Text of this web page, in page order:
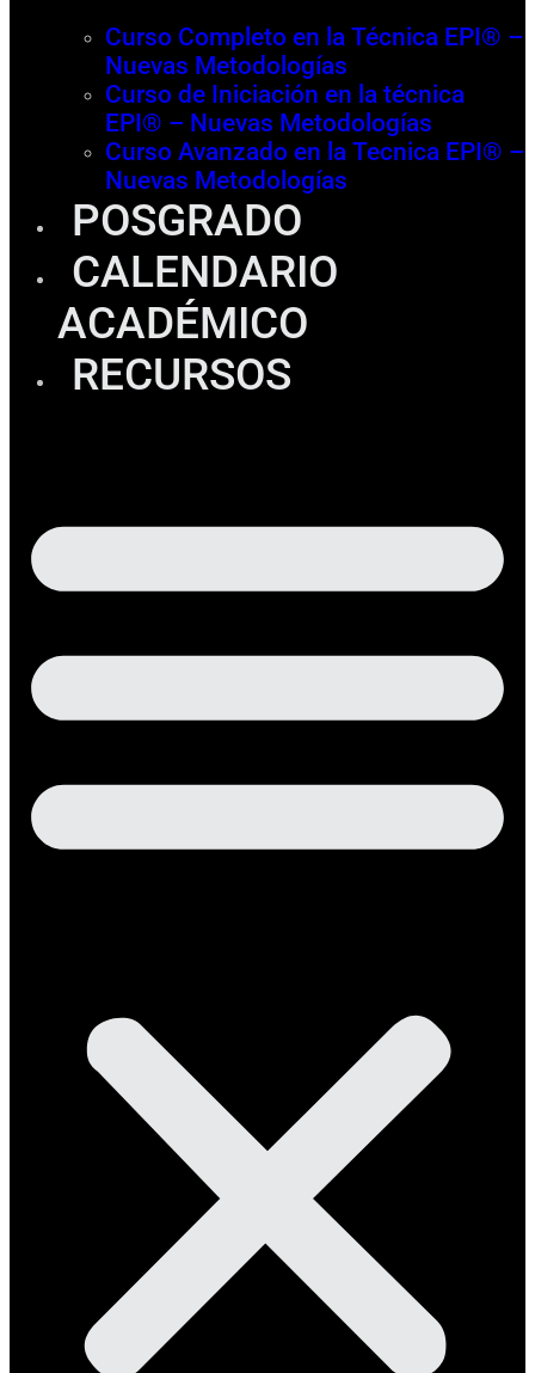
Curso Completo en la Técnica EPI® –
Nuevas Metodologías
Curso de Iniciación en la técnica
EPI® – Nuevas Metodologías
Curso Avanzado en la Tecnica EPI® –
Nuevas Metodologías
POSGRADO
CALENDARIO
ACADÉMICO
RECURSOS